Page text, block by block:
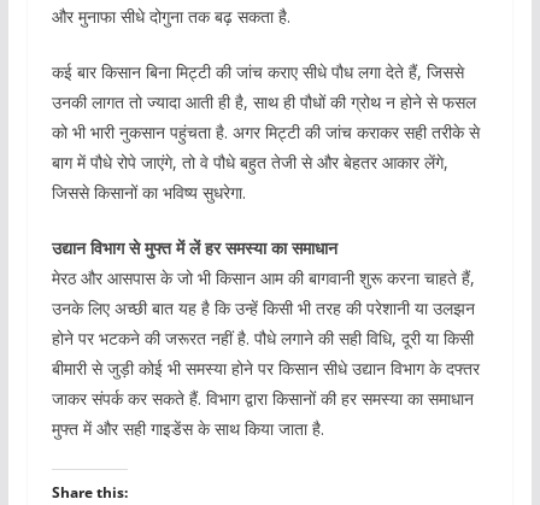
और मुनाफा सीधे दोगुना तक बढ़ सकता है.
कई बार किसान बिना मिट्टी की जांच कराए सीधे पौध लगा देते हैं, जिससे
उनकी लागत तो ज्यादा आती ही है, साथ ही पौधों की ग्रोथ न होने से फसल
को भी भारी नुकसान पहुंचता है. अगर मिट्टी की जांच कराकर सही तरीके से
बाग में पौधे रोपे जाएंगे, तो वे पौधे बहुत तेजी से और बेहतर आकार लेंगे,
जिससे किसानों का भविष्य सुधरेगा.
उद्यान विभाग से मुफ्त में लें हर समस्या का समाधान
मेरठ और आसपास के जो भी किसान आम की बागवानी शुरू करना चाहते हैं,
उनके लिए अच्छी बात यह है कि उन्हें किसी भी तरह की परेशानी या उलझन
होने पर भटकने की जरूरत नहीं है. पौधे लगाने की सही विधि, दूरी या किसी
बीमारी से जुड़ी कोई भी समस्या होने पर किसान सीधे उद्यान विभाग के दफ्तर
जाकर संपर्क कर सकते हैं. विभाग द्वारा किसानों की हर समस्या का समाधान
मुफ्त में और सही गाइडेंस के साथ किया जाता है.
Share this: